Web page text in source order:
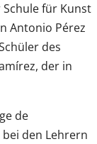
für Kunst
Antonio Pérez
des
der in
de
den Lehrern